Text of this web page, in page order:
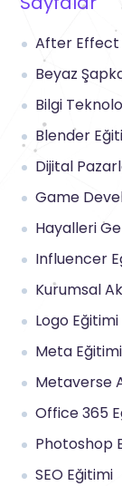
After Effect
Beyaz
Bilgi
Blender
Dijital
Game
Hayalleri
Influencer
Kurumsal
Logo Eğitimi
Meta Eğitimi
Metaverse
Office 365
Photoshop
SEO Eğitimi